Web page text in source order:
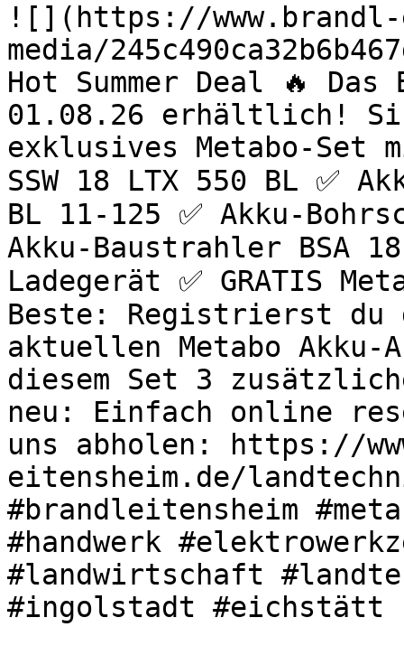
![](https://
media/
Hot Summer Deal 🔥 Das
01.08.26 erhältlich!
exklusives Metabo-Set
SSW 18 LTX 550 BL ✅
BL 11-125 ✅ Akku-
Akku-Baustrahler BSA
Ladegerät ✅ GRATIS
Beste: Registrierst du
aktuellen Metabo
diesem Set 3
neu: Einfach online
uns abholen: https://
eitensheim.de/
#brandleitensheim
#handwerk
#landwirtschaft
#ingolstadt #eichstätt